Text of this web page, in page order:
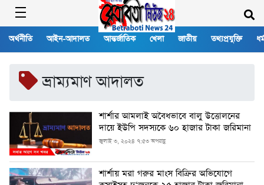
অর্থনীতি আইন-আদালত আন্তর্জাতিক খেলা জাতীয় তথ্যপ্রযুক্তি
ভ্রাম্যমাণ আদালত
শার্শার আমলাই অবৈধভাবে বালু উত্তোলনের
দায়ে ইউপি সদস্যকে ৬০ হাজার টাকা জরিমানা
জুলাই ৩, ২০২৪ ৭:৫৩ অপরাহ্ণ
শার্শায় মরা গরুর মাংস বিক্রির অভিযোগে